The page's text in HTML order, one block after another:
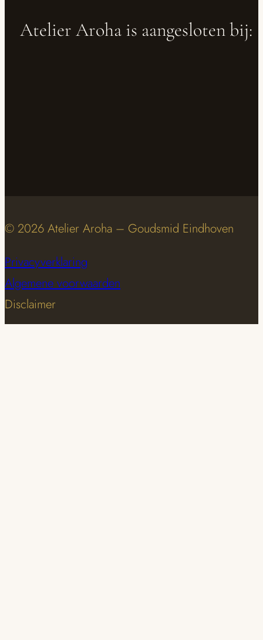
Atelier Aroha is aangesloten bij:
© 2026 Atelier Aroha – Goudsmid Eindhoven
Privacyverklaring
Algemene voorwaarden
Disclaimer